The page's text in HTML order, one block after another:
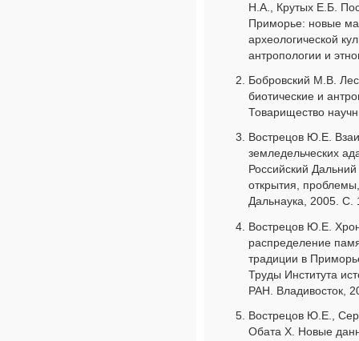
Н.А., Крутых Е.Б.
Приморье: новые
археологической
антропологии и
Бобровский М.В.
биотические и
Товарищество
Вострецов Ю.Е.
земледельческих
Российский
открытия,
Дальнаука, 2005. С.
Вострецов Ю.Е.
распределение
традиции в
Труды Института
РАН. Владивосток,
Вострецов Ю.Е.,
Обата Х. Новые